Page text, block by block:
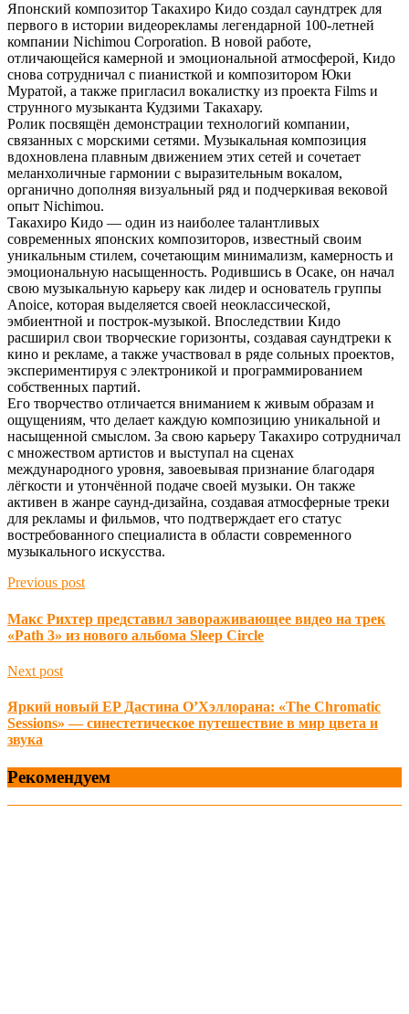
Японский композитор Такахиро Кидо создал саундтрек для
первого в истории видеорекламы легендарной 100-летней
компании Nichimou Corporation. В новой работе,
отличающейся камерной и эмоциональной атмосферой, Кидо
снова сотрудничал с пианисткой и композитором Юки
Муратой, а также пригласил вокалистку из проекта Films и
струнного музыканта Кудзими Такахару.
Ролик посвящён демонстрации технологий компании,
связанных с морскими сетями. Музыкальная композиция
вдохновлена плавным движением этих сетей и сочетает
меланхоличные гармонии с выразительным вокалом,
органично дополняя визуальный ряд и подчеркивая вековой
опыт Nichimou.
Такахиро Кидо — один из наиболее талантливых
современных японских композиторов, известный своим
уникальным стилем, сочетающим минимализм, камерность и
эмоциональную насыщенность. Родившись в Осаке, он начал
свою музыкальную карьеру как лидер и основатель группы
Anoice, которая выделяется своей неоклассической,
эмбиентной и построк-музыкой. Впоследствии Кидо
расширил свои творческие горизонты, создавая саундтреки к
кино и рекламе, а также участвовал в ряде сольных проектов,
экспериментируя с электроникой и программированием
собственных партий.
Его творчество отличается вниманием к живым образам и
ощущениям, что делает каждую композицию уникальной и
насыщенной смыслом. За свою карьеру Такахиро сотрудничал
с множеством артистов и выступал на сценах
международного уровня, завоевывая признание благодаря
лёгкости и утончённой подаче своей музыки. Он также
активен в жанре саунд-дизайна, создавая атмосферные треки
для рекламы и фильмов, что подтверждает его статус
востребованного специалиста в области современного
музыкального искусства.
Previous post
Макс Рихтер представил завораживающее видео на трек
«Path 3» из нового альбома Sleep Circle
Next post
Яркий новый EP Дастина О’Хэллорана: «The Chromatic
Sessions» — синестетическое путешествие в мир цвета и
звука
Рекомендуем